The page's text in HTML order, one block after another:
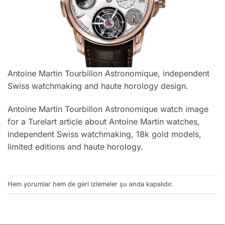
Antoine Martin Tourbillon Astronomique, independent
Swiss watchmaking and haute horology design.
Antoine Martin Tourbillon Astronomique watch image
for a Turelart article about Antoine Martin watches,
independent Swiss watchmaking, 18k gold models,
limited editions and haute horology.
Hem yorumlar hem de geri izlemeler şu anda kapalıdır.